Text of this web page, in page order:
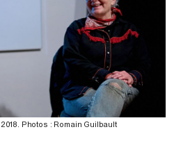
, 2018. Photos : Romain Guilbault